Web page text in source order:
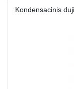
Kondensacinis